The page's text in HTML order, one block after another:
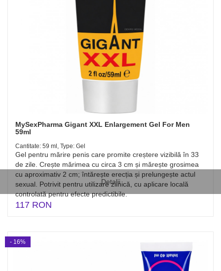
Detalii
MySexPharma Gigant XXL Enlargement Gel For Men
59ml
Cantitate: 59 ml, Type: Gel
Gel pentru mărire penis care promite creștere vizibilă în 33
de zile. Crește mărimea cu circa 3 cm și mărește grosimea
cu aproximativ 2 cm; întărește erecția și prelungește actul
sexual. Potrivit pentru utilizare zilnică, cu aplicare locală
controlată pentru efecte predictibile.
117 RON
- 16%